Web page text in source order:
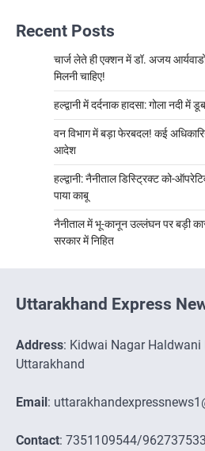
Recent Posts
चार्ज लेते ही एक्शन में डॉ. अजय
मिलनी चाहिए!
हल्द्वानी में दर्दनाक हादसा: गोला नदी में
वन विभाग में बड़ा फेरबदल! कई
आदेश
हल्द्वानी: नैनीताल डिस्ट्रिक्ट को-
पाया काबू
नैनीताल में भू-कानून उल्लंघन पर बड़ी
सरकार में निहित
Uttarakhand Express
Address: Kidwai Nagar Haldwani
Uttarakhand
Email :
Contact: 7351109544/